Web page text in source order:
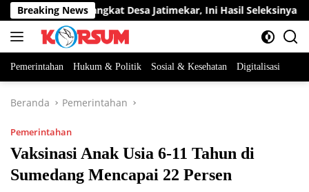
Langsung
ke
konten
Breaking News
Jabatan Perangkat Desa Jatimekar, Ini Hasil Seleksinya
Pemerintahan Hukum & Politik Sosial & Kesehatan Digitalisasi
Beranda Pemerintahan
Pemerintahan
Vaksinasi Anak Usia 6-11 Tahun di
Sumedang Mencapai 22 Persen